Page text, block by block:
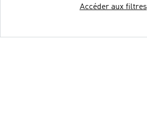
Accéder aux filtres